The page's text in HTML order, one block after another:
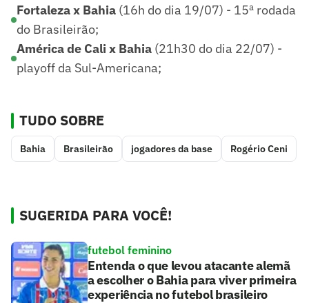
Fortaleza x Bahia (16h do dia 19/07) - 15ª rodada
do Brasileirão;
América de Cali x Bahia (21h30 do dia 22/07) -
playoff da Sul-Americana;
TUDO SOBRE
Bahia Brasileirão jogadores da base Rogério Ceni
SUGERIDA PARA VOCÊ!
futebol feminino
Entenda o que levou atacante alemã
a escolher o Bahia para viver primeira
experiência no futebol brasileiro